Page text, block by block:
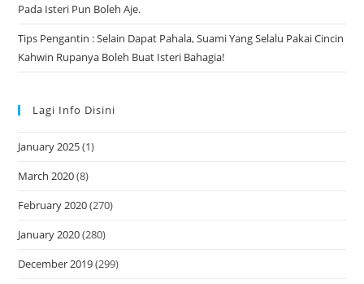
Pada Isteri Pun Boleh Aje.
Tips Pengantin : Selain Dapat Pahala, Suami Yang Selalu Pakai Cincin
Kahwin Rupanya Boleh Buat Isteri Bahagia!
Lagi Info Disini
January 2025(1)
March 2020(8)
February 2020(270)
January 2020(280)
December 2019(299)